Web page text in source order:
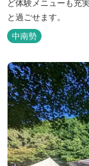
ど体験メニューも充
と過ごせます。
中南勢